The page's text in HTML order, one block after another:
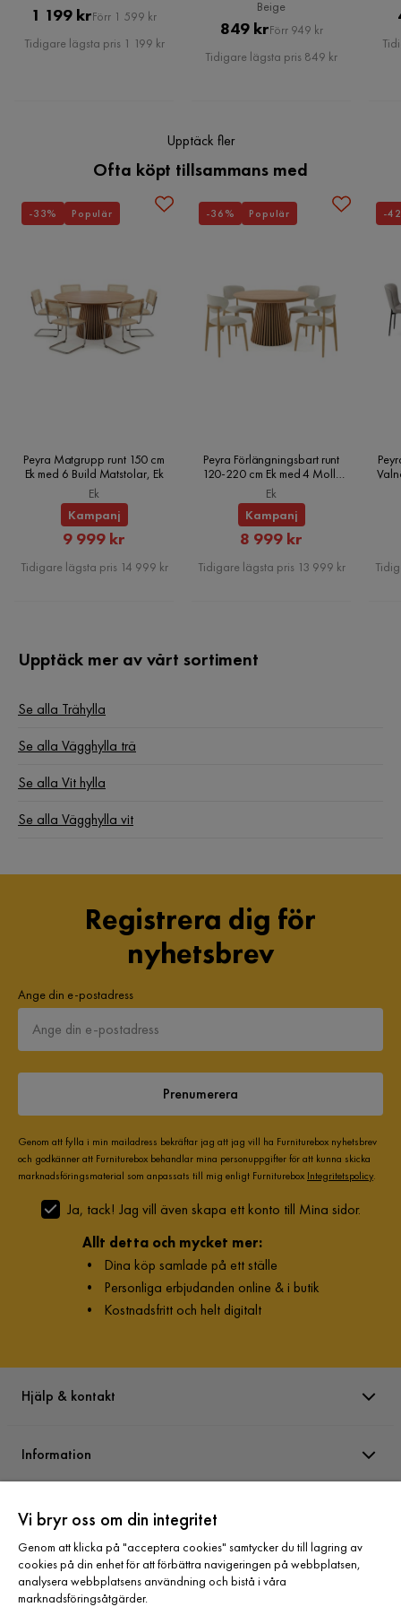
Pris
1 199 krOriginal
Pris
Förr 1 599 kr
Tidigare lägsta pris 1 199 kr
Beige
Pris
849 krOriginal
Pris
Förr 949 kr
Tidigare lägsta pris 849 kr
Upptäck fler
Ofta köpt tillsammans med
Peyra Matgrupp runt 150 cm
Ek med 6 Build Matstolar, Ek
Ek
Kampanj
Rabatterat
Pris
9 999 kr
Tidigare lägsta pris 14 999 kr
-33% Populär
Peyra Förlängningsbart runt
120-220 cm Ek med 4 Molly
Matstolar, Ek
Ek
Kampanj
Rabatterat
Pris
8 999 kr
Tidigare lägsta pris 13 999 kr
-36% Populär -
Upptäck mer av vårt sortiment
Se alla Trähylla
Se alla Vägghylla trä
Se alla Vit hylla
Se alla Vägghylla vit
Registrera dig för
nyhetsbrev
Ange din e-postadress
Prenumerera
Genom att fylla i min mailadress bekräftar jag att jag vill ha Furniturebox nyhetsbrev
och godkänner att Furniturebox behandlar mina personuppgifter för att kunna skicka
marknadsföringsmaterial som anpassats till mig enligt Furniturebox Integritetspolicy.
Ja, tack! Jag vill även skapa ett konto till Mina sidor.
Allt detta och mycket mer:
• Dina köp samlade på ett ställe
• Personliga erbjudanden online & i butik
• Kostnadsfritt och helt digitalt
Hjälp & kontakt
Information
Varumärken
Sortiment
Vi bryr oss om din integritet
Genom att klicka på "acceptera cookies" samtycker du till lagring av
cookies på din enhet för att förbättra navigeringen på webbplatsen,
analysera webbplatsens användning och bistå i våra
marknadsföringsåtgärder.